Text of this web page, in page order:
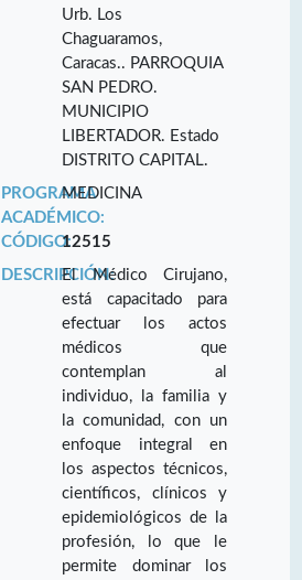
Urb. Los
Chaguaramos,
Caracas.. PARROQUIA
SAN PEDRO.
MUNICIPIO
LIBERTADOR. Estado
DISTRITO CAPITAL.
PROGRAMA
ACADÉMICO:
MEDICINA
CÓDIGO:12515
DESCRIPCIÓN:El Médico Cirujano,
está capacitado para
efectuar los actos
médicos que
contemplan al
individuo, la familia y
la comunidad, con un
enfoque integral en
los aspectos técnicos,
científicos, clínicos y
epidemiológicos de la
profesión, lo que le
permite dominar los